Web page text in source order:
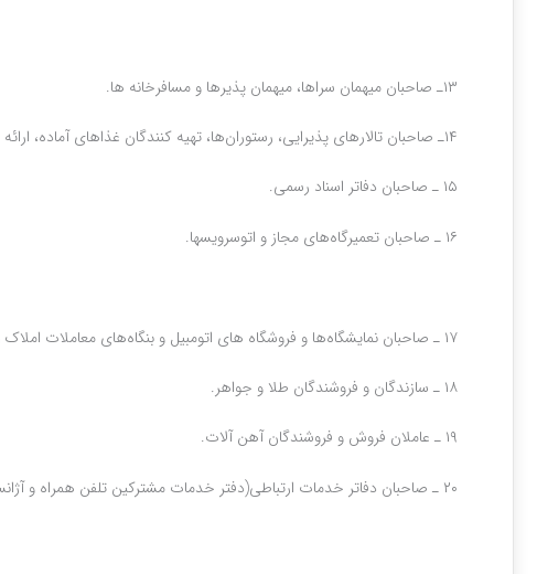
۱۳ـ صاحبان میهمان سراها، میهمان پذیرها و مسافرخانه ها.
۱۴ـ صاحبان تالارهای پذیرایی‌، رستوران‌ها، تهیه کنندگان ‌غذاهای آماده‌، ارائه دهندگان‌خدمات ‌پذیرایی ‌و کرایه ‌دهندگان ‌ظروف‌.
۱۵ ـ صاحبان دفاتر اسناد رسمی‌.
۱۶ ـ صاحبان تعمیرگاه‌های مجاز و اتوسرویسها.
۱۷ ـ صاحبان نمایشگاه‌ها و فروشگاه های اتومبیل و بنگاه‌های‌ معاملات املاک و آژانس‌های کرایه اتومبیل‌.
۱۸ ـ سازندگان و فروشندگان طلا و جواهر.
۱۹ ـ عاملان فروش و فروشندگان آهن آلات‌.
۲۰ ـ صاحبان دفاتر خدمات ارتباطی(دفتر خدمات مشترکین تلفن همراه و آژانسهای پستی)